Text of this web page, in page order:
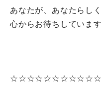
あなたが、あなたらし
心からお待ちしています